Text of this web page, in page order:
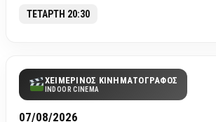
ΤΕΤΑΡΤΗ 20:30
ΧΕΙΜΕΡΙΝΟΣ ΚΙΝΗΜΑΤΟΓΡΑΦΟΣ
INDOOR CINEMA
07/08/2026